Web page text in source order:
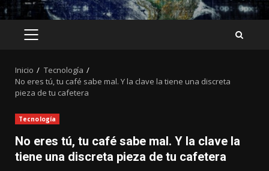
MENÚ
Inicio
Tecnología
No eres tú, tu café sabe mal. Y la clave la tiene una discreta
pieza de tu cafetera
Tecnología
No eres tú, tu café sabe mal. Y la clave la
tiene una discreta pieza de tu cafetera